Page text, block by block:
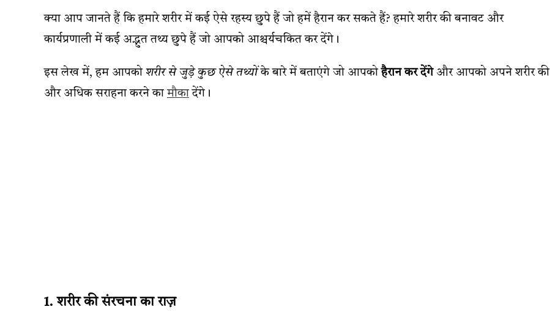
क्या आप जानते हैं कि हमारे शरीर में कई ऐसे रहस्य छुपे हैं जो हमें हैरान कर सकते हैं? हमारे शरीर की बनावट और
कार्यप्रणाली में कई अद्भुत तथ्य छुपे हैं जो आपको आश्चर्यचकित कर देंगे।
इस लेख में, हम आपको शरीर से जुड़े कुछ ऐसे तथ्योंके बारे में बताएंगे जो आपकोहैरान कर देंगेऔर आपको अपने शरीर की
और अधिक सराहना करने कामौकादेंगे।
1. शरीर की संरचना का राज़